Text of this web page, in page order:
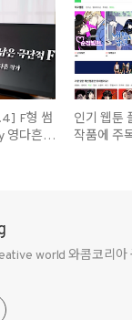
F형 썸
영다흔작
인기 웹툰
작품에 주
world 와콤코리아